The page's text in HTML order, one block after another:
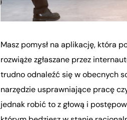
Masz pomysł na aplikację, która
rozwiąże zgłaszane przez
trudno odnaleźć się w obecnych
narzędzie usprawniające pracę
jednak robić to z głową i